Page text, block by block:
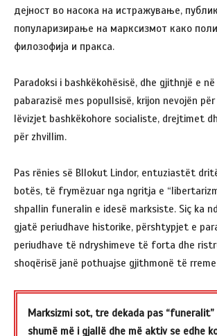
дејност во насока на истражување,
популаризирање на марксизмот како
филозофија и пракса.
Paradoksi i bashkëkohësisë, dhe gjithnjë e
pabarazisë mes popullsisë, krijon nevojën
lëvizjet bashkëkohore socialiste, drejtimet
për zhvillim.
Pas rënies së Bllokut Lindor, entuziastët
botës, të frymëzuar nga ngritja e
shpallin funeralin e idesë marksiste. Siç ka
gjatë periudhave historike, përshtypjet e
periudhave të ndryshimeve të forta dhe
shoqërisë janë pothuajse gjithmonë të
Marksizmi sot, tre dekada pas
shumë më i gjallë dhe më aktiv se edhe